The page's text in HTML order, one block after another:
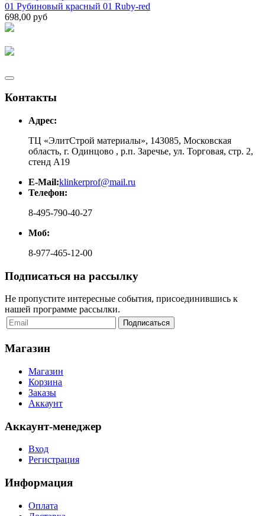
01 Рубиновый красный 01 Ruby-red
698,00 руб
Контакты
Адрес:
ТЦ «ЭлитСтрой материалы», 143085, Московская
область, г. Одинцово , р.п. Заречье, ул. Торговая, стр. 2,
стенд А19
E-Mail:klinkerprof@mail.ru
Телефон:
8-495-790-40-27
Моб:
8-977-465-12-00
Подписаться на рассылку
Не пропустите интересные события, присоединившись к
нашей программе рассылки.
Магазин
Магазин
Корзина
Заказы
Аккаунт
Аккаунт-менеджер
Вход
Регистрация
Информация
Оплата